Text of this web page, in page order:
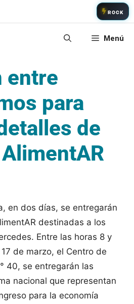
ROCK
Menú
entre
para
de
en dos días, se entregarán
destinadas a los
Entre las horas 8 y
de marzo, el Centro de
40, se entregarán las
nacional que representan
para la economía